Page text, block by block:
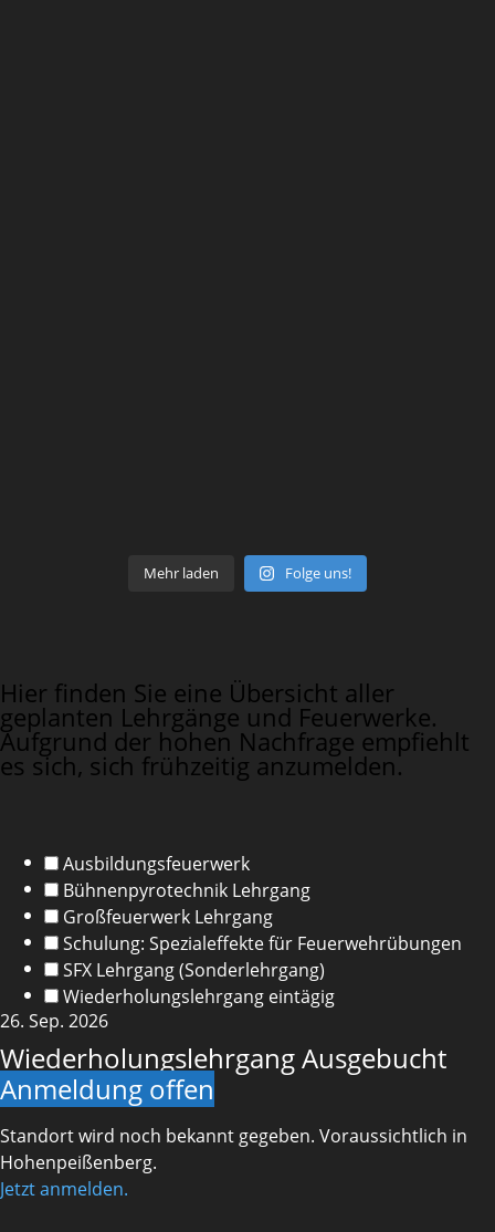
Mehr laden Folge uns!
Hier finden Sie eine Übersicht aller
geplanten Lehrgänge und Feuerwerke.
Aufgrund der hohen Nachfrage empfiehlt
es sich, sich frühzeitig anzumelden.
Ausbildungsfeuerwerk
Bühnenpyrotechnik Lehrgang
Großfeuerwerk Lehrgang
Schulung: Spezialeffekte für Feuerwehrübungen
SFX Lehrgang (Sonderlehrgang)
Wiederholungslehrgang eintägig
26. Sep. 2026
WiederholungslehrgangAusgebucht
Anmeldung offen
Standort wird noch bekannt gegeben. Voraussichtlich in
Hohenpeißenberg.
Jetzt anmelden.